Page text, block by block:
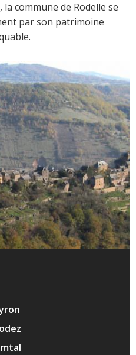
commune de Rodelle se
par son patrimoine